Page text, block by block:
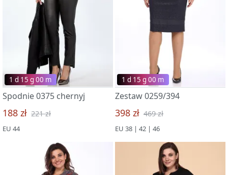
1 d 15 g 00 m
Spodnie 0375 chernyj
188 zł 221 zł
EU 44
1 d 15 g 00 m
Zestaw 0259/394
398 zł 469 zł
EU 38 | 42 | 46